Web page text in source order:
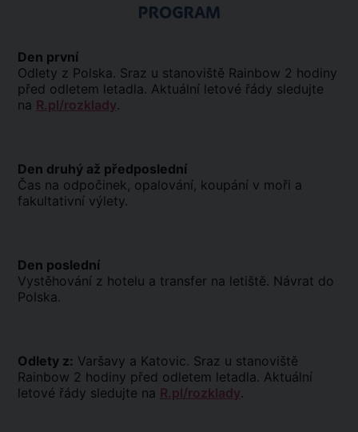
PROGRAM
Den první
Odlety z Polska. Sraz u stanoviště Rainbow 2 hodiny
před odletem letadla. Aktuální letové řády sledujte
na R.pl/rozklady.
Den druhý až předposlední
Čas na odpočinek, opalování, koupání v moři a
fakultativní výlety.
Den poslední
Vystěhování z hotelu a transfer na letiště. Návrat do
Polska.
Odlety z: Varšavy a Katovic. Sraz u stanoviště
Rainbow 2 hodiny před odletem letadla. Aktuální
letové řády sledujte na R.pl/rozklady.